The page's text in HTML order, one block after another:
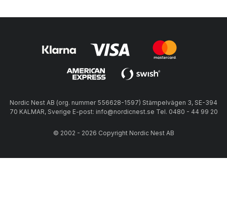
Nordic Nest AB (org. nummer 556628-1597) Stämpelvägen 3, SE-394
70 KALMAR, Sverige E-post: info@nordicnest.se Tel. 0480 - 44 99 20
© 2002 - 2026 Copyright Nordic Nest AB